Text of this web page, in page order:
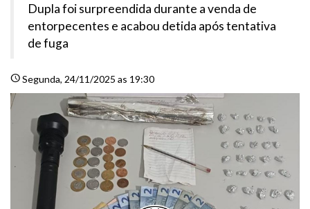
Dupla foi surpreendida durante a venda de
entorpecentes e acabou detida após tentativa
de fuga
scheduleSegunda, 24/11/2025 as 19:30